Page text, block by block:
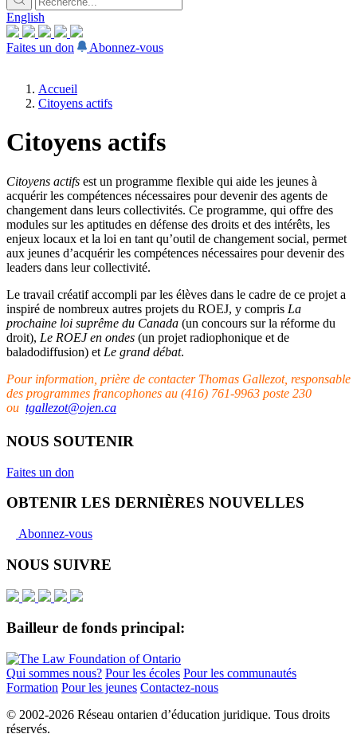
English
Faites un don Abonnez-vous
Accueil
Citoyens actifs
Citoyens actifs
Citoyens actifs est un programme flexible qui aide les jeunes à
acquérir les compétences nécessaires pour devenir des agents de
changement dans leurs collectivités. Ce programme, qui offre des
modules sur les aptitudes en défense des droits et des intérêts, les
enjeux locaux et la loi en tant qu’outil de changement social, permet
aux jeunes d’acquérir les compétences nécessaires pour devenir des
leaders dans leur collectivité.
Le travail créatif accompli par les élèves dans le cadre de ce projet a
inspiré de nombreux autres projets du ROEJ, y compris La
prochaine loi suprême du Canada (un concours sur la réforme du
droit), Le ROEJ en ondes (un projet radiophonique et de
baladodiffusion) et Le grand débat.
Pour information, prière de contacter Thomas Gallezot, responsable
des programmes francophones au (416) 761-9963 poste 230
ou tgallezot@ojen.ca
NOUS SOUTENIR
Faites un don
OBTENIR LES DERNIÈRES NOUVELLES
Abonnez-vous
NOUS SUIVRE
Bailleur de fonds principal:
Qui sommes nous? Pour les écoles Pour les communautés
Formation Pour les jeunes Contactez-nous
© 2002-2026 Réseau ontarien d’éducation juridique. Tous droits
réservés.